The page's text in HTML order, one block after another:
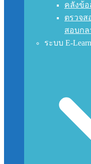
คลังข้อ
ตรวจ
สอบกล
ระบบ E-